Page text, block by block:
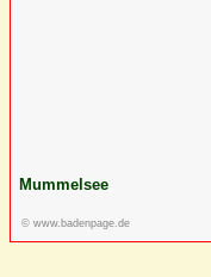
Mummelsee
© www.badenpage.de